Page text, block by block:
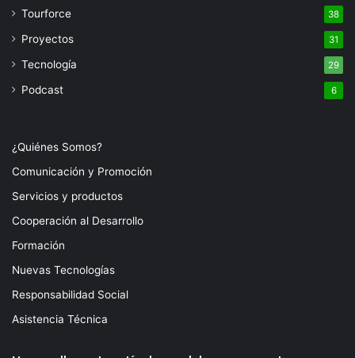
Tourforce 38
Proyectos 31
Tecnología 29
Podcast 6
¿Quiénes Somos?
Comunicación y Promoción
Servicios y productos
Cooperación al Desarrollo
Formación
Nuevas Tecnologías
Responsabilidad Social
Asistencia Técnica